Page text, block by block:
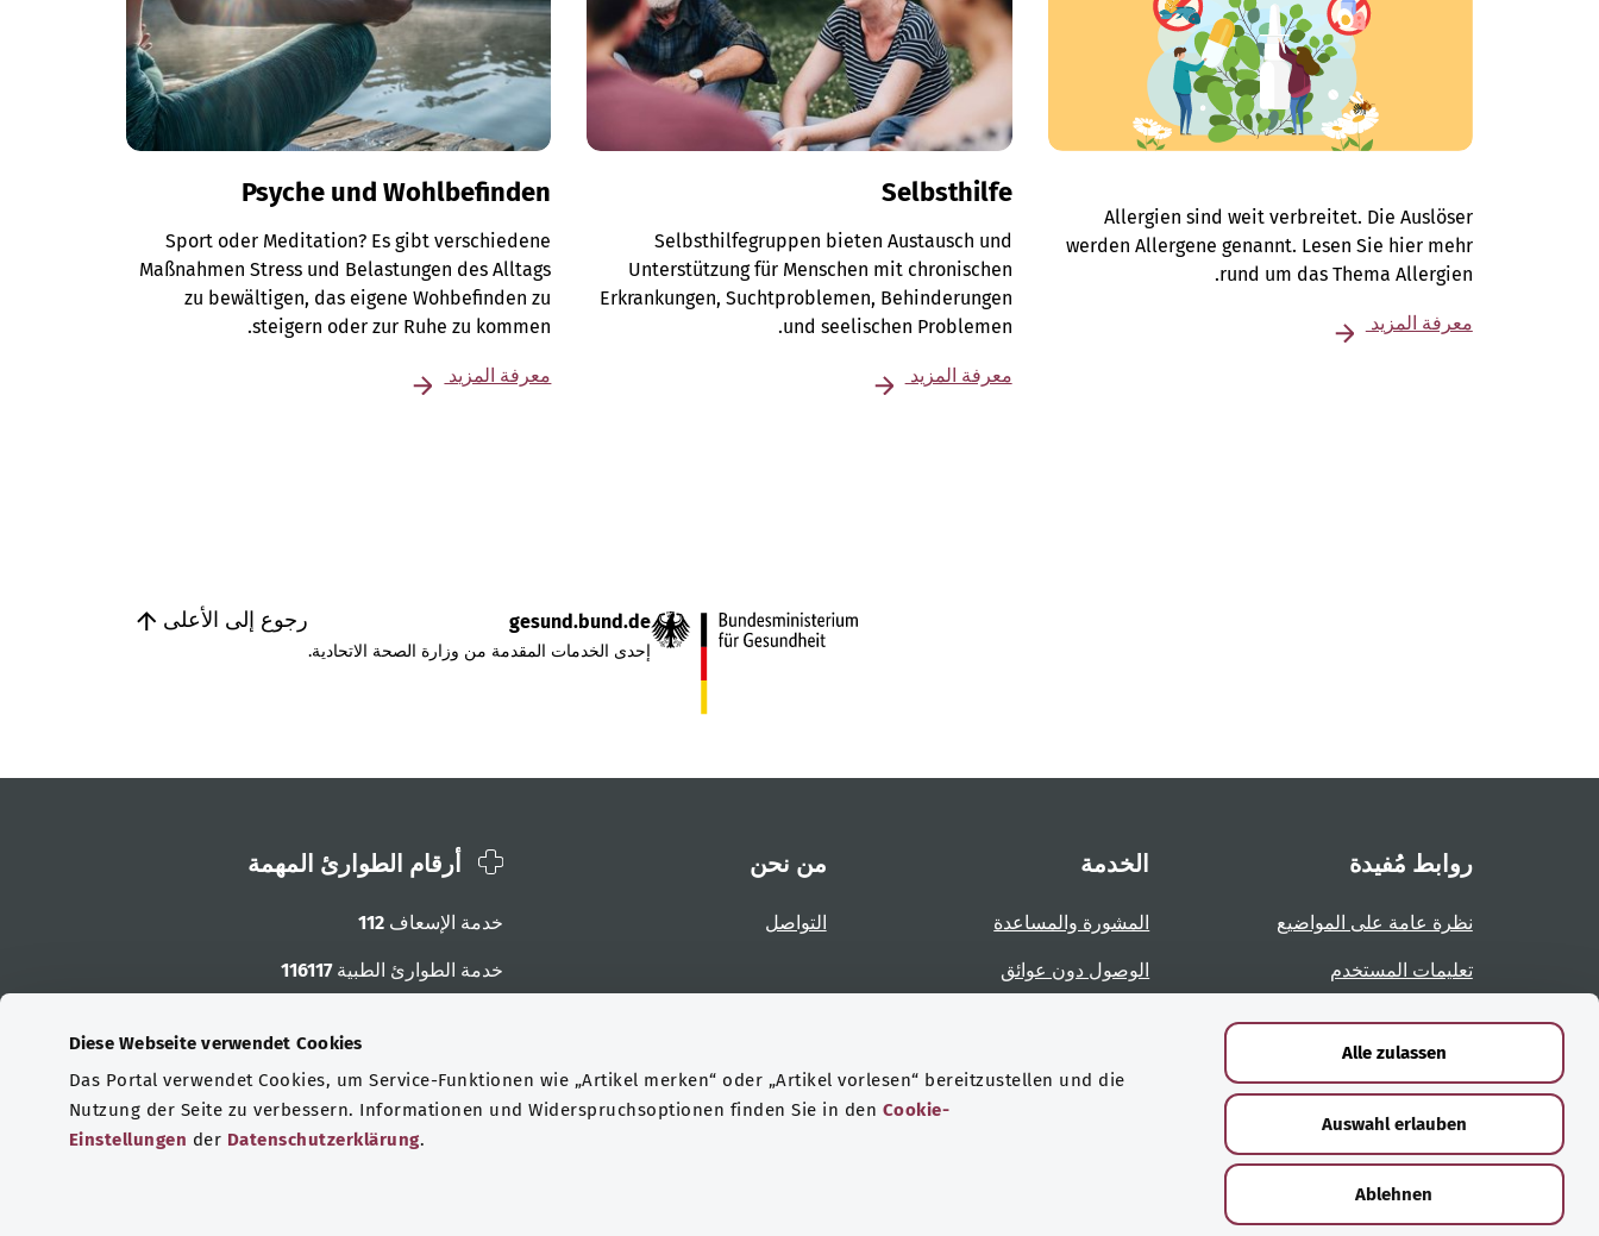
Diese Webseite verwendet Cookies
Das Portal verwendet Cookies, um Service-Funktionen wie „Artikel merken“ oder „Artikel vorlesen“ bereitzustellen und die
Nutzung der Seite zu verbessern. Informationen und Widerspruchsoptionen finden Sie in den Cookie-
Einstellungen der Datenschutzerklärung.
Alle zulassen
Auswahl erlauben
Ablehnen
Allergien sind weit verbreitet. Die Auslöser
werden Allergene genannt. Lesen Sie hier mehr
rund um das Thema Allergien.
معرفة المزيد
Selbsthilfe
Selbsthilfegruppen bieten Austausch und
Unterstützung für Menschen mit chronischen
Erkrankungen, Suchtproblemen, Behinderungen
und seelischen Problemen.
معرفة المزيد
Psyche und Wohlbefinden
Sport oder Meditation? Es gibt verschiedene
Maßnahmen Stress und Belastungen des Alltags
zu bewältigen, das eigene Wohbefinden zu
steigern oder zur Ruhe zu kommen.
معرفة المزيد
رجوع إلى الأعلى gesund.bund.de
إحدى الخدمات المقدمة من وزارة الصحة الاتحادية.
روابط مُفيدة
نظرة عامة على المواضيع
تعليمات المستخدم
نظرة عامة على الصفحات
الخدمة
المشورة والمساعدة
الوصول دون عوائق
من نحن
التواصل
أرقام الطوارئ المهمة
خدمة الإسعاف 112
خدمة الطوارئ الطبية116117
الشهادات